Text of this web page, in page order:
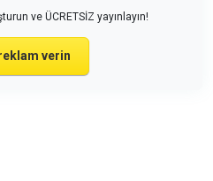
ve ÜCRETSİZ yayınlayın!
verin